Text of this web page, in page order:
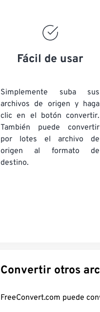
Fácil de usar
Simplemente suba sus
archivos de origen y haga
clic en el botón convertir.
También puede convertir
por lotesel archivo de
origen al formato de
destino.